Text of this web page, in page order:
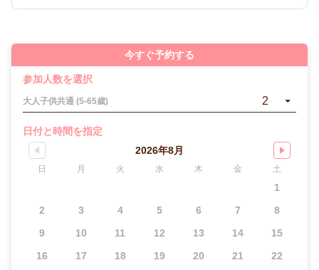
今すぐ予約する
参加人数を選択
大人子供共通 (5-65歳) 2
日付と時間を指定
2026年8月
日 月 火 水 木 金 土
1
2
3 4 5 6 7
8
9
10 11 12 13 14
15
16
17 18 19 20 21
22